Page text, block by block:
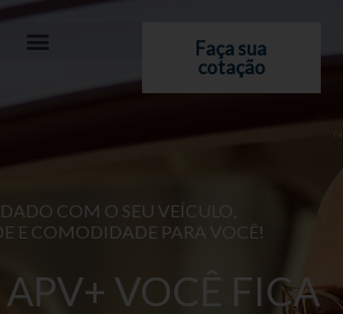
Faça sua
cotação
COM O SEU VEÍCULO,
E COMODIDADE PARA VOCÊ!
VOCÊ FICA